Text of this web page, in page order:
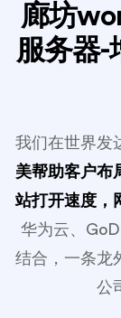
廊坊
服务器-
我们在世界发
美帮助客户布
站打开速度，
华为云、
结合，一条龙
公